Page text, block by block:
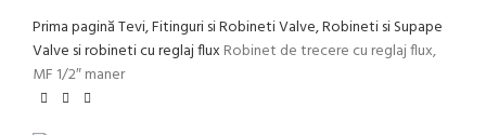
Prima paginăTevi, Fitinguri si RobinetiValve, Robineti si Supape
Valve si robineti cu reglaj flux Robinet de trecere cu reglaj flux,
MF 1/2″ maner